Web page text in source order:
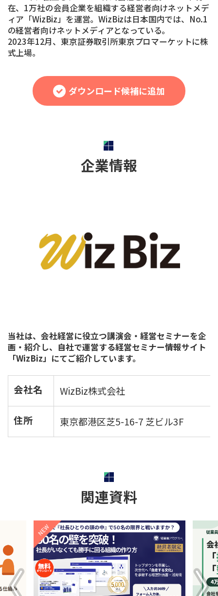
在、1万社の会員企業を組織する経営者向けネットメデ
ィア「WizBiz」を運営。WizBizは日本国内では、No.1
の経営者向けネットメディアとなっている。
2023年12月、東京証券取引所東京プロマーケットに株
式上場。
ダウンロード候補に追加
企業情報
当社は、会社経営に役立つ講演会・経営セミナーを企
画・紹介し、自社で運営する経営セミナー情報サイト
「WizBiz」にてご紹介しています。
会社名 WizBiz株式会社
住所 東京都港区芝5-16-7 芝ビル3F
関連資料